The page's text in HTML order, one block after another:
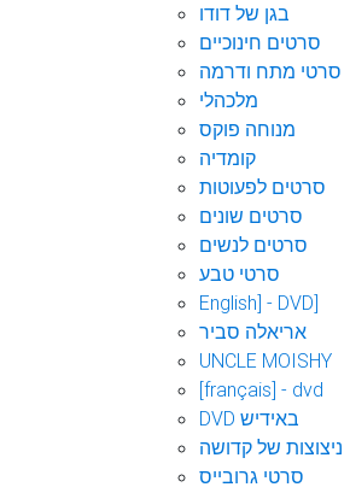
בגן של דודו
סרטים חינוכיים
סרטי מתח ודרמה
מלכהלי
מנוחה פוקס
קומדיה
סרטים לפעוטות
סרטים שונים
סרטים לנשים
סרטי טבע
English] - DVD]
אריאלה סביר
UNCLE MOISHY
[français] - dvd
DVD באידיש
ניצוצות של קדושה
סרטי גרובייס